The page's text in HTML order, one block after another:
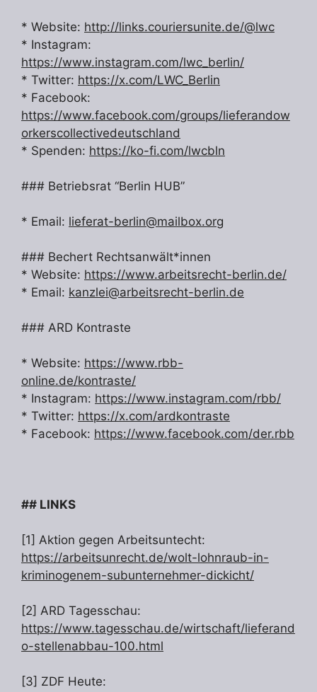
* Website: http://links.couriersunite.de/@lwc
* Instagram:
https://www.instagram.com/lwc_berlin/
* Twitter: https://x.com/LWC_Berlin
* Facebook:
https://www.facebook.com/groups/lieferandow
orkerscollectivedeutschland
* Spenden: https://ko-fi.com/lwcbln
### Betriebsrat “Berlin HUB”
* Email: lieferat-berlin@mailbox.org
### Bechert Rechtsanwält*innen
* Website: https://www.arbeitsrecht-berlin.de/
* Email: kanzlei@arbeitsrecht-berlin.de
### ARD Kontraste
* Website: https://www.rbb-
online.de/kontraste/
* Instagram: https://www.instagram.com/rbb/
* Twitter: https://x.com/ardkontraste
* Facebook: https://www.facebook.com/der.rbb
## LINKS
[1] Aktion gegen Arbeitsuntecht:
https://arbeitsunrecht.de/wolt-lohnraub-in-
kriminogenem-subunternehmer-dickicht/
[2] ARD Tagesschau:
https://www.tagesschau.de/wirtschaft/lieferand
o-stellenabbau-100.html
[3] ZDF Heute: